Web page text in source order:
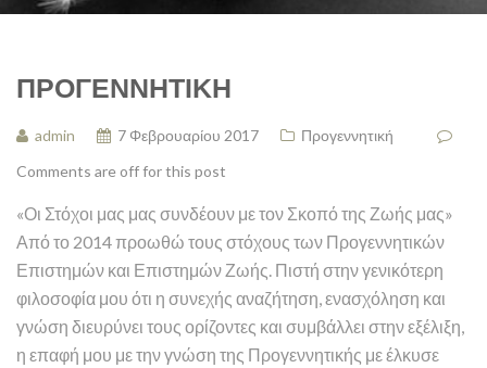
ΠΡΟΓΕΝΝΗΤΙΚΉ
admin 7 Φεβρουαρίου 2017
Προγεννητική
Comments are off for this post
«Οι Στόχοι μας μας συνδέουν με τον Σκοπό της Ζωής μας»
Από το 2014 προωθώ τους στόχους των Προγεννητικών
Επιστημών και Επιστημών Ζωής. Πιστή στην γενικότερη
φιλοσοφία μου ότι η συνεχής αναζήτηση, ενασχόληση και
γνώση διευρύνει τους ορίζοντες και συμβάλλει στην εξέλιξη,
η επαφή μου με την γνώση της Προγεννητικής με έλκυσε